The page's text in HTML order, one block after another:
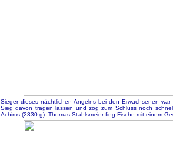
Sieger dieses nächtlichen Angelns bei den Erwachsenen
Sieg davon tragen lassen und zog zum Schluss noch
Achims (2330 g). Thomas Stahlsmeier fing Fische mit einem